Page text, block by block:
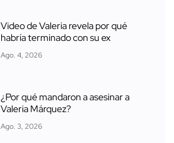
Video de Valeria revela por qué
habría terminado con su ex
Ago. 4, 2026
¿Por qué mandaron a asesinar a
Valeria Márquez?
Ago. 3, 2026